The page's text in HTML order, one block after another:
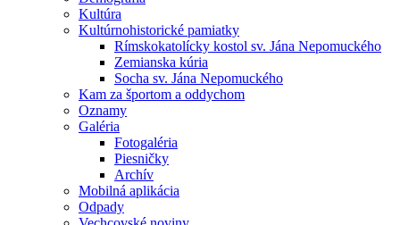
Kultúra
Kultúrnohistorické pamiatky
Rímskokatolícky kostol sv. Jána Nepomuckého
Zemianska kúria
Socha sv. Jána Nepomuckého
Kam za športom a oddychom
Oznamy
Galéria
Fotogaléria
Piesničky
Archív
Mobilná aplikácia
Odpady